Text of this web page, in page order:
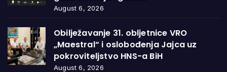
August 6, 2026
Obilježavanje 31. obljetnice VRO
„Maestral“ i oslobođenja Jajca uz
pokroviteljstvo HNS-a BiH
August 6, 2026